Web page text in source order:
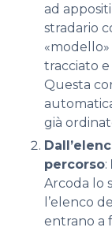
ad
stradario
tracciato
Questa
già
percorso:
Arcoda lo
l’elenco
entrano a